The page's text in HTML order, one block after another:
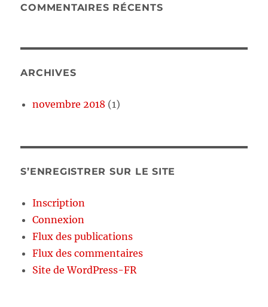
COMMENTAIRES RÉCENTS
ARCHIVES
novembre 2018 (1)
S’ENREGISTRER SUR LE SITE
Inscription
Connexion
Flux des publications
Flux des commentaires
Site de WordPress-FR